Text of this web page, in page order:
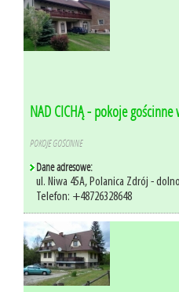
NAD CICHĄ - pokoje gościnne
POKOJE GOŚCINNE
Dane adresowe:
ul. Niwa 45A, Polanica Zdrój -
Telefon: +48726328648